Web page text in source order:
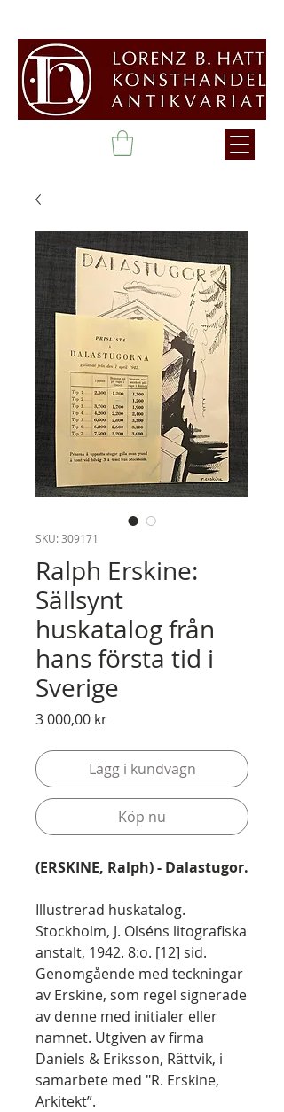
SKU: 309171
Ralph Erskine:
Sällsynt
huskatalog från
hans första tid i
Sverige
3 000,00 krPris
Lägg i kundvagn
Köp nu
(ERSKINE, Ralph) - Dalastugor.
Illustrerad huskatalog.
Stockholm, J. Olséns litografiska
anstalt, 1942. 8:o. [12] sid.
Genomgående med teckningar
av Erskine, som regel signerade
av denne med initialer eller
namnet. Utgiven av firma
Daniels & Eriksson, Rättvik, i
samarbete med "R. Erskine,
Arkitekt”.